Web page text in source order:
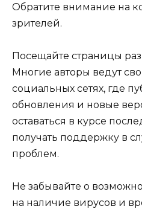
Обратите внимание на
зрителей.
Посещайте страницы
Многие авторы ведут
социальных сетях, где
обновления и новые
оставаться в курсе
получать поддержку в
проблем.
Не забывайте о
на наличие вирусов и